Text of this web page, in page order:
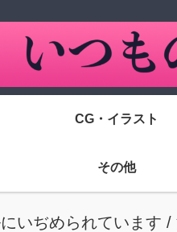
CG・イラスト
その他
いぢめられています /